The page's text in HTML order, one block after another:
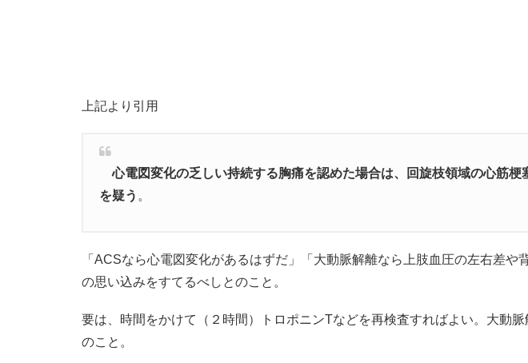
上記より引用
心電図変化の乏しい持続する胸痛を認めた場合は、回旋枝領域の心筋梗
を疑う 。
「ACSなら心電図変化があるはずだ」「大動脈解離なら上肢血圧の左右差や
の思い込みをすてるべしとのこと。
要は、時間をかけて（２時間）トロポニンTなどを再検査すればよい。大動
のこと。